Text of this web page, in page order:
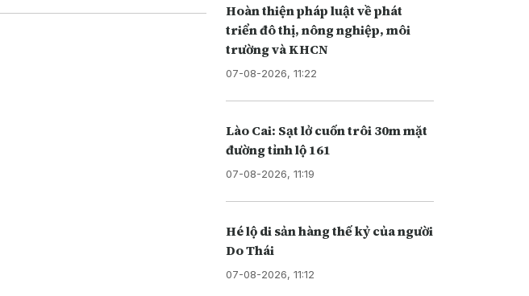
Hoàn thiện pháp luật về phát
triển đô thị, nông nghiệp, môi
trường và KHCN
07-08-2026, 11:22
Lào Cai: Sạt lở cuốn trôi 30m mặt
đường tỉnh lộ 161
07-08-2026, 11:19
Hé lộ di sản hàng thế kỷ của người
Do Thái
07-08-2026, 11:12